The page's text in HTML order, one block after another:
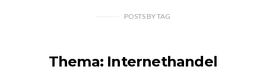
POSTS BYTAG
Thema: Internethandel